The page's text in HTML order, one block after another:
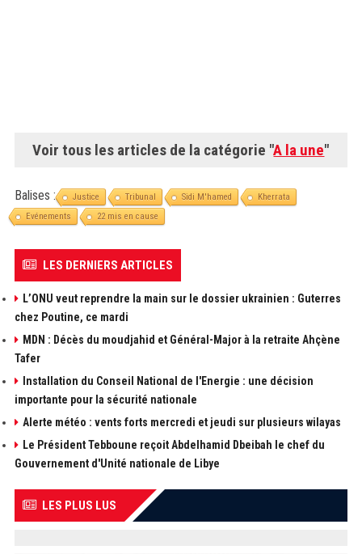
Voir tous les articles de la catégorie "A la une"
Balises : Justice Tribunal Sidi M'hamed
Kherrata
Evénements
22 mis en cause
LES DERNIERS ARTICLES
L’ONU veut reprendre la main sur le dossier ukrainien : Guterres
chez Poutine, ce mardi
MDN : Décès du moudjahid et Général-Major à la retraite Ahçène
Tafer
Installation du Conseil National de l'Energie : une décision
importante pour la sécurité nationale
Alerte météo : vents forts mercredi et jeudi sur plusieurs wilayas
Le Président Tebboune reçoit Abdelhamid Dbeibah le chef du
Gouvernement d'Unité nationale de Libye
LES PLUS LUS